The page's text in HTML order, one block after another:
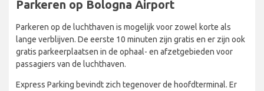
Parkeren op Bologna Airport
Parkeren op de luchthaven is mogelijk voor zowel korte als
lange verblijven. De eerste 10 minuten zijn gratis en er zijn ook
gratis parkeerplaatsen in de ophaal- en afzetgebieden voor
passagiers van de luchthaven.
Express Parking bevindt zich tegenover de hoofdterminal. Er